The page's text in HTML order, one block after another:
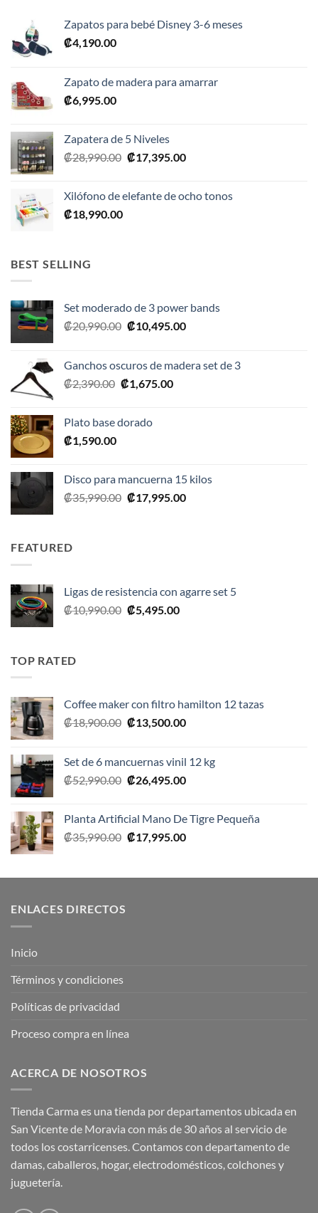
Zapatos para bebé Disney 3-6 meses
₡4,190.00
Zapato de madera para amarrar
₡6,995.00
Zapatera de 5 Niveles
₡28,990.00 El
era:
₡17,395.00El
es:
Xilófono de elefante de ocho tonos
₡18,990.00
BEST SELLING
Set moderado de 3 power bands
₡20,990.00 El
era:
₡20,990.00.
₡10,495.00El
es:
Ganchos oscuros de madera set de 3
₡2,390.00 El
era:
₡1,675.00El
Plato base dorado
₡1,590.00
Disco para mancuerna 15 kilos
₡35,990.00 El
₡17,995.00El
FEATURED
Ligas de resistencia con agarre set 5
₡10,990.00 El
₡5,495.00El
TOP RATED
Coffee maker con filtro hamilton 12 tazas
₡18,900.00 El
era:
₡18,900.00.
₡13,500.00El
es:
₡13,500.00.
Set de 6 mancuernas vinil 12 kg
₡52,990.00 El
era:
₡52,990.00.
₡26,495.00El
es:
₡26,495.00.
Planta Artificial Mano De Tigre Pequeña
₡35,990.00 El
era:
₡17,995.00El
es:
ENLACES DIRECTOS
Inicio
Términos y condiciones
Políticas de privacidad
Proceso compra en línea
ACERCA DE NOSOTROS
Tienda Carma es una tienda por departamentos ubicada en
San Vicente de Moravia con más de 30 años al servicio de
todos los costarricenses. Contamos con departamento de
damas, caballeros, hogar, electrodomésticos, colchones y
juguetería.